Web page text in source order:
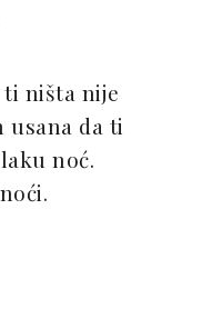
ništa nije
usana da ti
noć.